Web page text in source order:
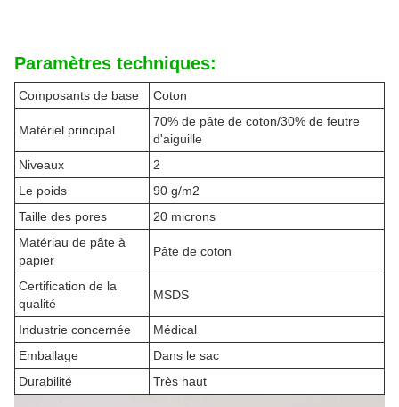
Paramètres techniques:
Composants de base Coton
Matériel principal
70% de pâte de coton/30% de feutre
d'aiguille
Niveaux
2
Le poids
90 g/m2
Taille des pores
20 microns
Matériau de pâte à
papier
Pâte de coton
Certification de la
qualité
MSDS
Industrie concernée
Médical
Emballage
Dans le sac
Durabilité
Très haut